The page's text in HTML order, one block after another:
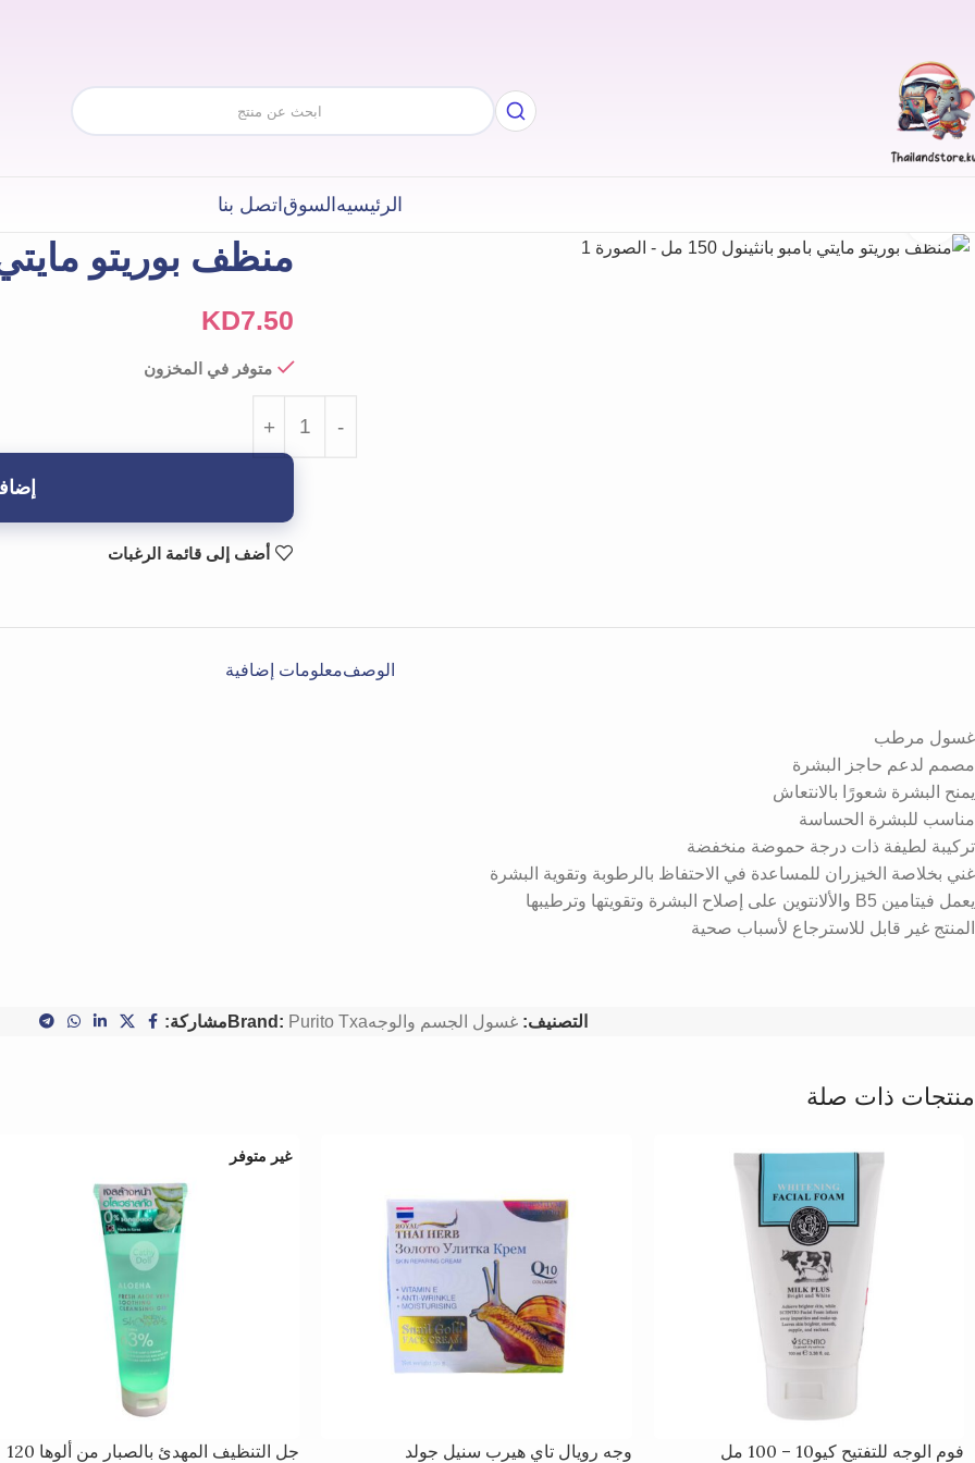
الرئيسيهالسوقاتصل بنا
منظف ​​بوريتو مايتي
KD7.50
متوفر في المخزون
أضف إلى قائمة الرغبات
الوصفمعلومات إضافية
غسول مرطب
مصمم لدعم حاجز البشرة
يمنح البشرة شعورًا بالانتعاش
مناسب للبشرة الحساسة
تركيبة لطيفة ذات درجة حموضة منخفضة
غني بخلاصة الخيزران للمساعدة في الاحتفاظ بالرطوبة وتقوية البشرة
يعمل فيتامين B5 والألانتوين على إصلاح البشرة وتقويتها وترطيبها
المنتج غير قابل للاسترجاع لأسباب صحية
التصنيف: غسول الجسم والوجه Brand: Purito Txa مشاركة:
منتجات ذات صلة
فوم الوجه للتفتيح كيو10 – 100 مل وجه رويال تاي هيرب سنيل جولد
غير متوفر
جل التنظيف المهدئ بالصبار من ألوها 120